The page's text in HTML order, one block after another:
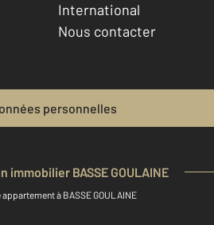
International
Nous contacter
personnelles
immobilier BASSE GOULAINE
appartement à BASSE GOULAINE